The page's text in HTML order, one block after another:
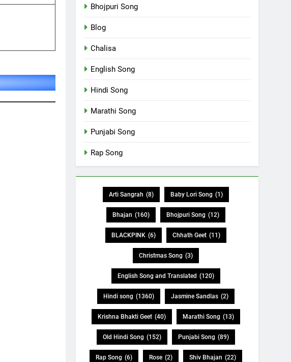
Bhojpuri Song
Blog
Chalisa
English Song
Hindi Song
Marathi Song
Punjabi Song
Rap Song
Arti Sangrah (8) Baby Lori Song (1)
Bhajan (160) Bhojpuri Song (12)
BLACKPINK (6) Chhath Geet (11)
Christmas Song (3)
English Song and Translated (120)
Hindi song (1360) Jasmine Sandlas (2)
Krishna Bhakti Geet (40) Marathi Song (13)
Old Hindi Song (152) Punjabi Song (89)
Rap Song (6) Rose (2) Shiv Bhajan (22)